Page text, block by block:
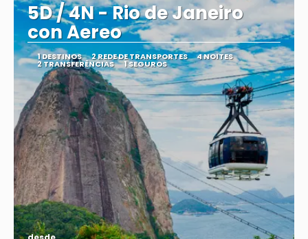
5D / 4N - Rio de Janeiro
con Aereo
1 DESTINOS 2 REDE DE TRANSPORTES 4 NOITES
2 TRANSFERÊNCIAS 1 SEGUROS